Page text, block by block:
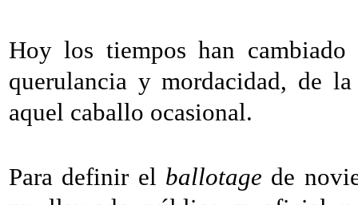
Hoy los tiempos han
querulancia y mordacidad, de
aquel caballo ocasional.
Para definir el ballotage de